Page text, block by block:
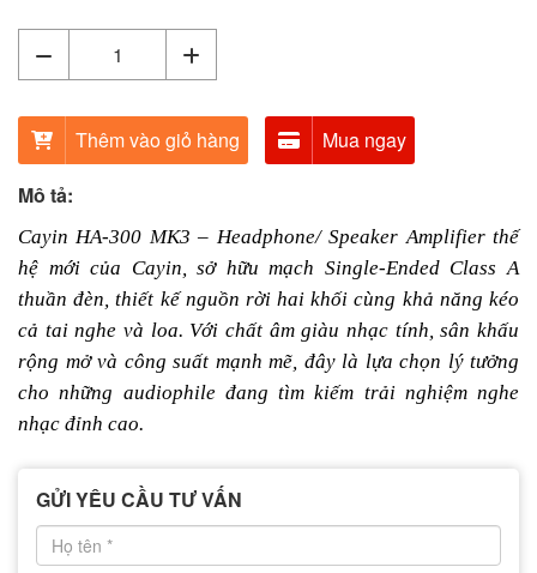
Thêm vào giỏ hàng
Mua ngay
Mô tả:
Cayin HA-300 MK3 – Headphone/ Speaker Amplifier thế
hệ mới của Cayin, sở hữu mạch Single-Ended Class A
thuần đèn, thiết kế nguồn rời hai khối cùng khả năng kéo
cả tai nghe và loa. Với chất âm giàu nhạc tính, sân khấu
rộng mở và công suất mạnh mẽ, đây là lựa chọn lý tưởng
cho những audiophile đang tìm kiếm trải nghiệm nghe
nhạc đỉnh cao.
GỬI YÊU CẦU TƯ VẤN